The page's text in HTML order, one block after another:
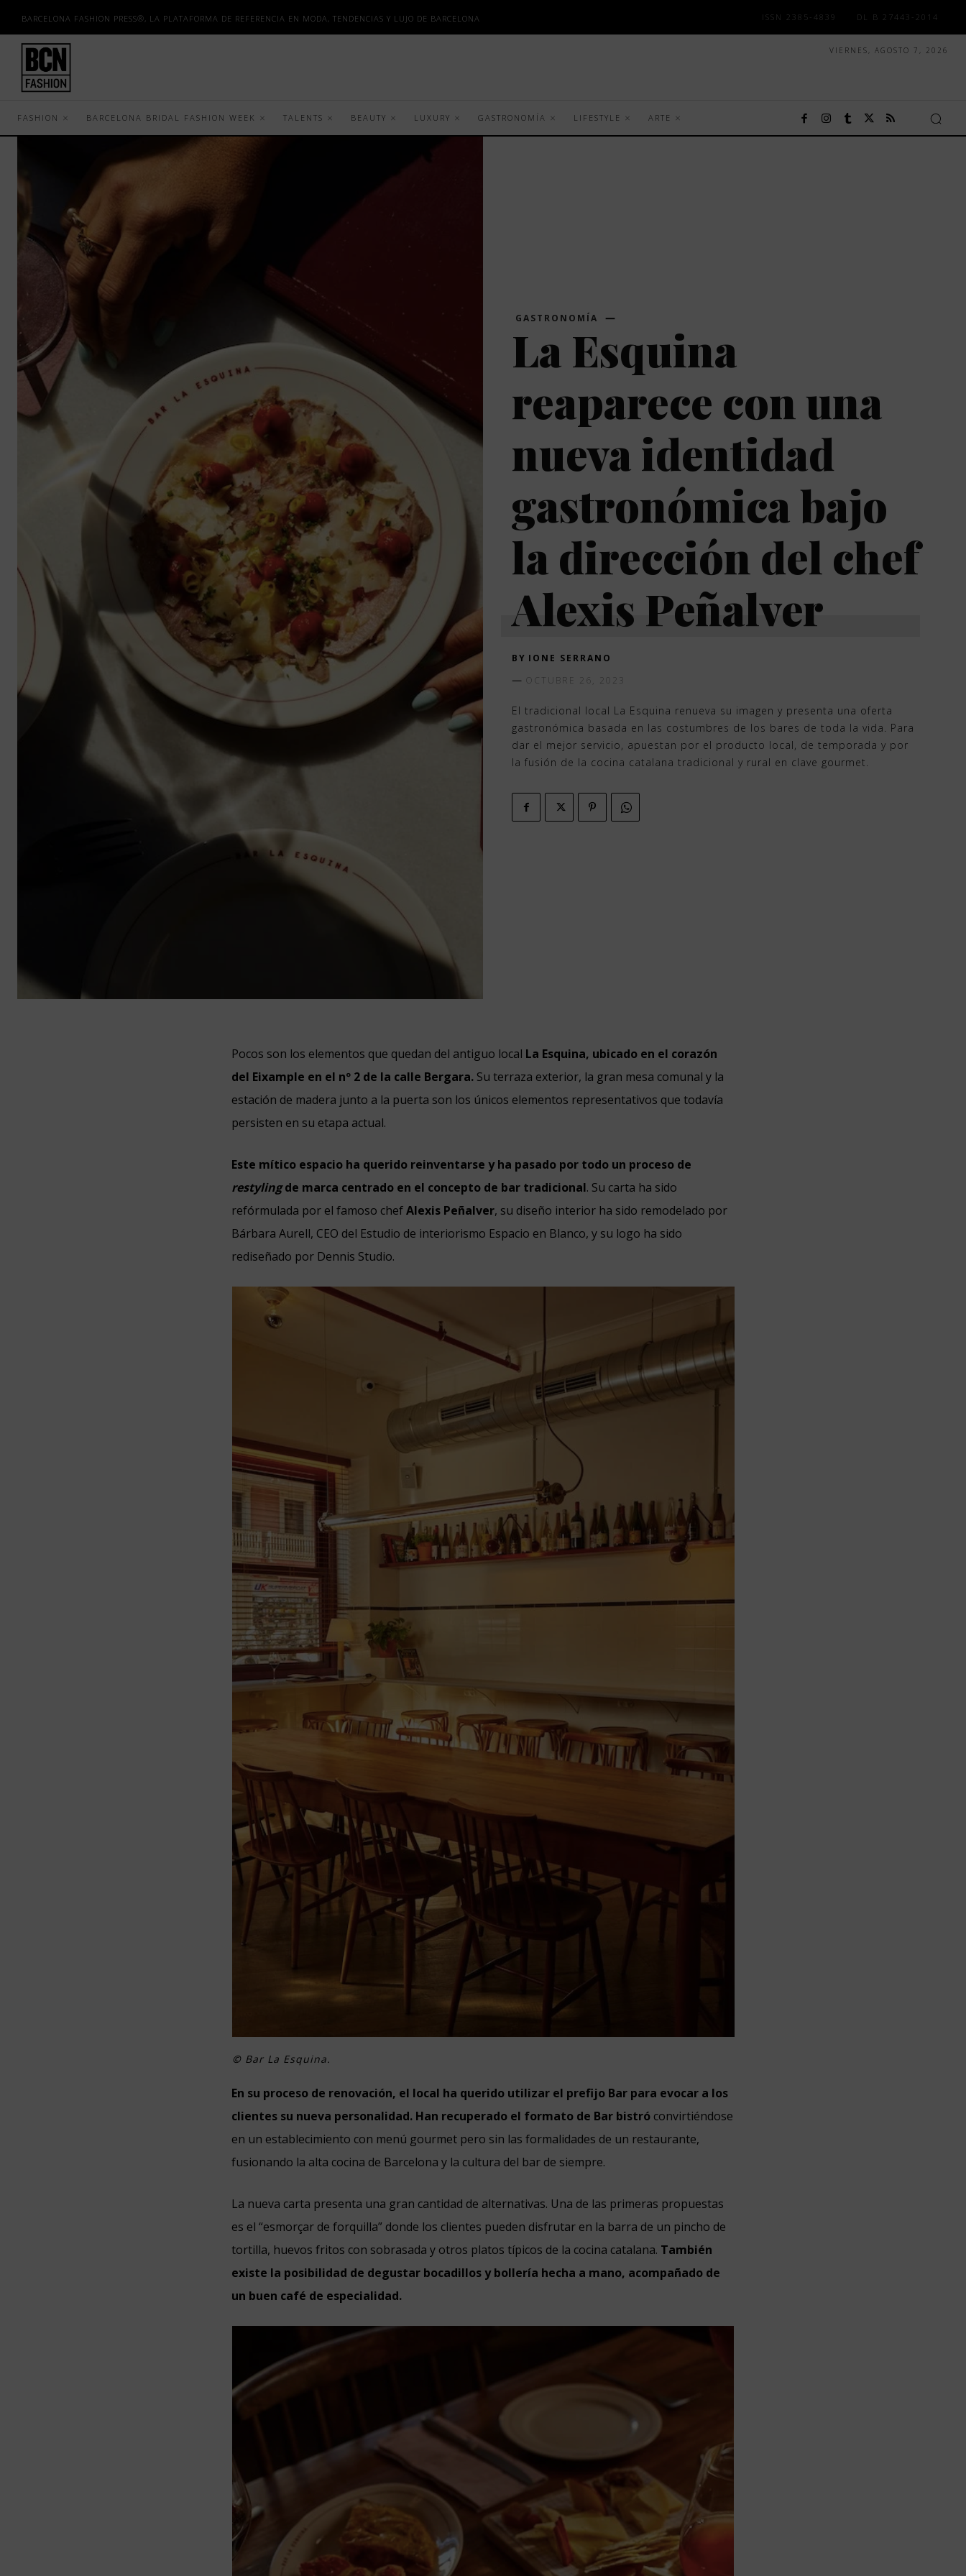
BARCELONA FASHION PRESS®, LA PLATAFORMA DE REFERENCIA EN MODA, TENDENCIAS Y LUJO DE BARCELONA ISSN 2385-4839 DL B 27443-2014
VIERNES, AGOSTO 7, 2026
FASHION BARCELONA BRIDAL FASHION WEEK TALENTS BEAUTY LUXURY GASTRONOMÍA LIFESTYLE ARTE
GASTRONOMÍA
La Esquina
reaparece con una
nueva identidad
gastronómica bajo
la dirección del chef
Alexis Peñalver
BY IONE SERRANO
OCTUBRE 26, 2023
El tradicional local La Esquina renueva su imagen y presenta una oferta
gastronómica basada en las costumbres de los bares de toda la vida. Para
dar el mejor servicio, apuestan por el producto local, de temporada y por
la fusión de la cocina catalana tradicional y rural en clave gourmet.
Pocos son los elementos que quedan del antiguo local La Esquina, ubicado en el corazón
del Eixample en el nº 2 de la calle Bergara. Su terraza exterior, la gran mesa comunal y la
estación de madera junto a la puerta son los únicos elementos representativos que todavía
persisten en su etapa actual.
Este mítico espacio ha querido reinventarse y ha pasado por todo un proceso de
restylingde marca centrado en el concepto de bar tradicional. Su carta ha sido
refórmulada por el famoso chefAlexis Peñalver, su diseño interior ha sido remodelado por
Bárbara Aurell, CEO del Estudio de interiorismo Espacio en Blanco, y su logo ha sido
rediseñado por Dennis Studio.
©Bar La Esquina.
En su proceso de renovación, el local ha querido utilizar el prefijo Bar para evocar a los
clientes su nueva personalidad. Han recuperado el formato de Bar bistró convirtiéndose
en un establecimiento con menú gourmet pero sin las formalidades de un restaurante,
fusionando la alta cocina de Barcelona y la cultura del bar de siempre.
La nueva carta presenta una gran cantidad de alternativas. Una de las primeras propuestas
es el “esmorçar de forquilla” donde los clientes pueden disfrutar en la barra de un pincho de
tortilla, huevos fritos con sobrasada y otros platos típicos de la cocina catalana. También
existe la posibilidad de degustar bocadillos y bollería hecha a mano, acompañado de
un buen café de especialidad.